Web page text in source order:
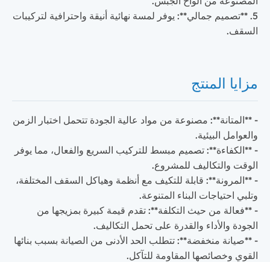
5. **تصميم جمالي**: يوفر لمسة نهائية أنيقة واحترافية لتركيبات
السقف.
مزايا المنتج
- **المتانة**: مصنوعة من مواد عالية الجودة تتحمل اختبار الزمن
والعوامل البيئية.
- **الكفاءة**: تصميم مبسط للتركيب السريع والفعال، مما يوفر
الوقت والتكاليف للمشروع.
- **المرونة**: قابلة للتكيف مع أنظمة وهياكل السقف المختلفة،
وتلبي احتياجات البناء المتنوعة.
- **فعالة من حيث التكلفة**: تقدم قيمة كبيرة بمزيجها من
الجودة والأداء والقدرة على تحمل التكاليف.
- **صيانة منخفضة**: تتطلب الحد الأدنى من الصيانة بسبب بنائها
القوي وخصائصها المقاومة للتآكل.